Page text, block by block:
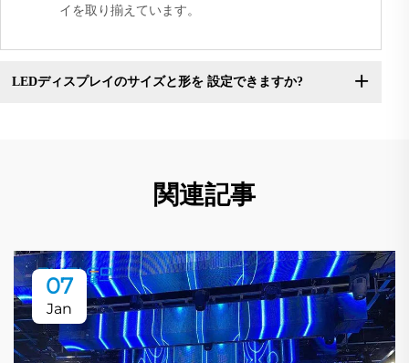
イを取り揃えています。
LEDディスプレイのサイズと形を 設定できますか?
関連記事
07
Jan